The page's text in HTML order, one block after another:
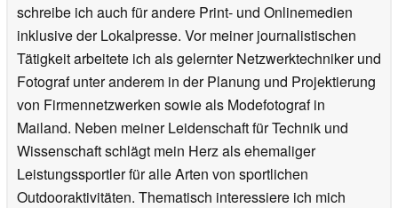
schreibe ich auch für andere Print- und Onlinemedien
inklusive der Lokalpresse. Vor meiner journalistischen
Tätigkeit arbeitete ich als gelernter Netzwerktechniker und
Fotograf unter anderem in der Planung und Projektierung
von Firmennetzwerken sowie als Modefotograf in
Mailand. Neben meiner Leidenschaft für Technik und
Wissenschaft schlägt mein Herz als ehemaliger
Leistungssportler für alle Arten von sportlichen
Outdooraktivitäten. Thematisch interessiere ich mich